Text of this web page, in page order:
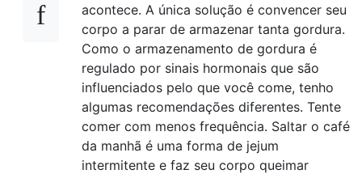
acontece. A única solução é convencer seu
corpo a parar de armazenar tanta gordura.
Como o armazenamento de gordura é
regulado por sinais hormonais que são
influenciados pelo que você come, tenho
algumas recomendações diferentes. Tente
comer com menos frequência. Saltar o café
da manhã é uma forma de jejum
intermitente e faz seu corpo queimar